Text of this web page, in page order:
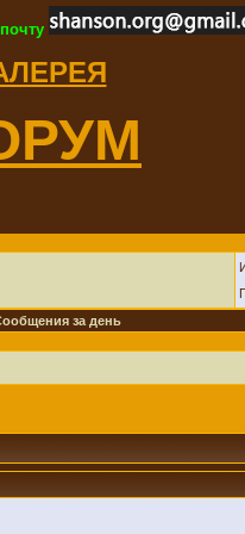
за день